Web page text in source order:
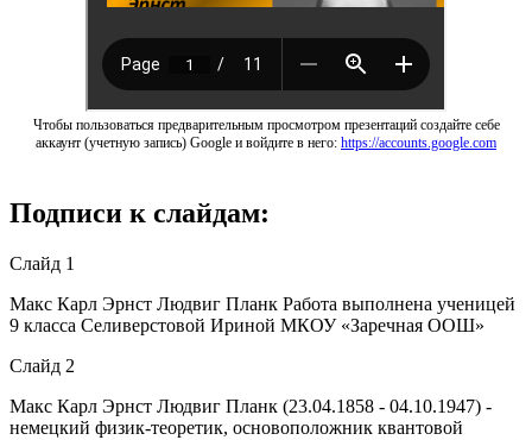
Чтобы пользоваться предварительным просмотром презентаций создайте себе
аккаунт (учетную запись) Google и войдите в него: https://accounts.google.com
Подписи к слайдам:
Слайд 1
Макс Карл Эрнст Людвиг Планк Работа выполнена ученицей
9 класса Селиверстовой Ириной МКОУ «Заречная ООШ»
Слайд 2
Макс Карл Эрнст Людвиг Планк (23.04.1858 - 04.10.1947) -
немецкий физик-теоретик, основоположник квантовой